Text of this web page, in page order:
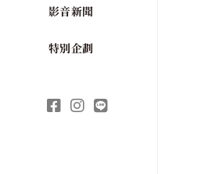
影音新聞
特別企劃